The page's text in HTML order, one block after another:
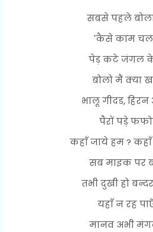
सबसे पहले बोला
'कैसे काम
पेड़ कटे जंगल के
बोलो मैं क्या
भालू गीदड,
पैरों पड़े
कहाँ जाये हम ?
सब माइक पर
तभी दुखी हो बन्दर
यहाँ न रह
मानव अभी